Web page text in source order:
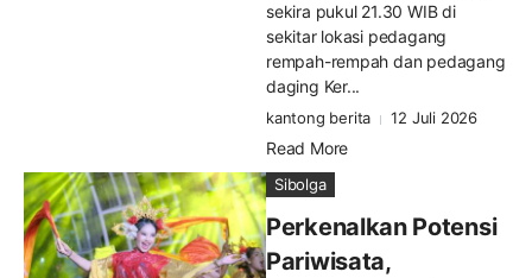
sekira pukul 21.30 WIB di
sekitar lokasi pedagang
rempah-rempah dan pedagang
daging Ker...
kantong berita 12 Juli 2026
Read More
Sibolga
Perkenalkan Potensi
Pariwisata,